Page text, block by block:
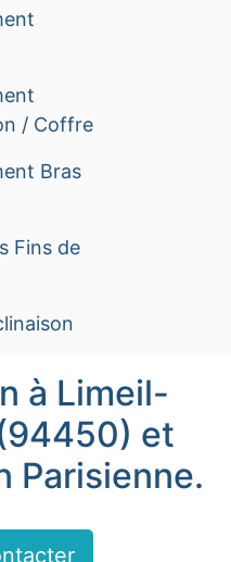
/ Coffre
Bras
Fins de
à Limeil-
et
Parisienne.